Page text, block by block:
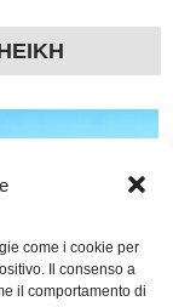
come i cookie per
Il consenso a
il comportamento di
CORSO OPEN